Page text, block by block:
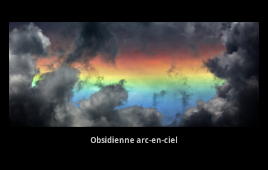
Obsidienne arc-en-ciel